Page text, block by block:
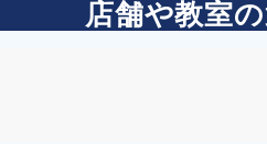
店舗や教室